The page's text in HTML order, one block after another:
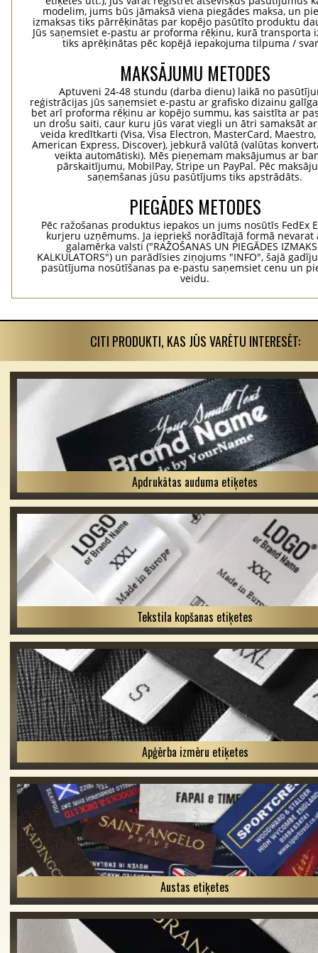
modelim, jums būs jāmaksā viena piegādes maksa, un
izmaksas tiks pārrēķinātas par kopējo pasūtīto produktu
Jūs saņemsiet e-pastu ar proforma rēķinu, kurā transporta
tiks aprēķinātas pēc kopējā iepakojuma tilpuma /
MAKSĀJUMU METODES
Aptuveni 24-48 stundu (darba dienu) laikā no
reģistrācijas jūs saņemsiet e-pastu ar grafisko dizainu
bet arī proforma rēķinu ar kopējo summu, kas saistīta ar
un drošu saiti, caur kuru jūs varat viegli un ātri samaksāt
veida kredītkarti (Visa, Visa Electron, MasterCard,
American Express, Discover), jebkurā valūtā (valūtas
veikta automātiski). Mēs pieņemam maksājumus ar
pārskaitījumu, MobilPay, Stripe un PayPal. Pēc
saņemšanas jūsu pasūtījums tiks apstrādāts.
PIEGĀDES METODES
Pēc ražošanas produktus iepakos un jums nosūtīs FedEx
kurjeru uzņēmums. Ja iepriekš norādītajā formā nevarat
galamērķa valsti ("RAŽOŠANAS UN PIEGĀDES
KALKULATORS") un parādīsies ziņojums "INFO", šajā
pasūtījuma nosūtīšanas pa e-pastu saņemsiet cenu un
veidu.
CITI PRODUKTI, KAS JŪS VARĒTU INTERESĒT:
Apdrukātas auduma etiķetes
Tekstila kopšanas etiķetes
Apģērba izmēru etiķetes
Austas etiķetes